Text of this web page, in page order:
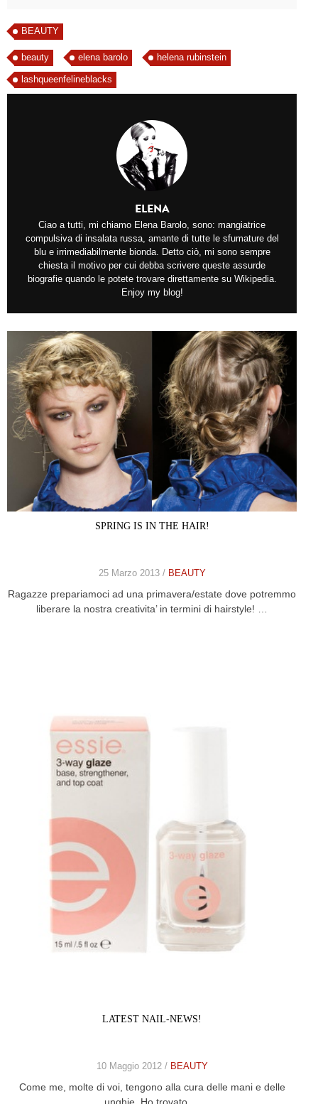
BEAUTY
beauty elena barolo helena rubinstein
lashqueenfelineblacks
ELENA
Ciao a tutti, mi chiamo Elena Barolo, sono: mangiatrice
compulsiva di insalata russa, amante di tutte le sfumature del
blu e irrimediabilmente bionda. Detto ciò, mi sono sempre
chiesta il motivo per cui debba scrivere queste assurde
biografie quando le potete trovare direttamente su Wikipedia.
Enjoy my blog!
SPRING IS IN THE HAIR!
25 Marzo 2013 / BEAUTY
Ragazze prepariamoci ad una primavera/estate dove potremmo
liberare la nostra creativita’ in termini di hairstyle! …
LATEST NAIL-NEWS!
10 Maggio 2012 / BEAUTY
Come me, molte di voi, tengono alla cura delle mani e delle